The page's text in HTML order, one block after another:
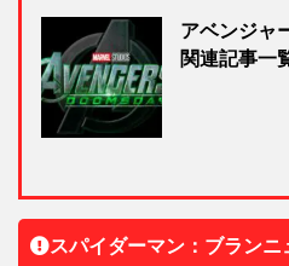
アベンジャ
関連記事一
スパイダーマン：ブランニ